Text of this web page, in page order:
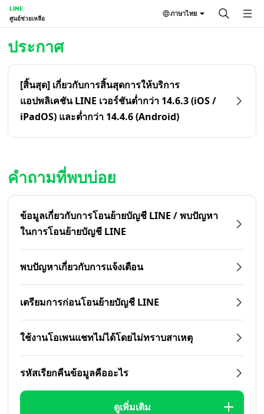
LINE
ศูนย์ช่วยเหลือ
ภาษาไทย
ประกาศ
[สิ้นสุด] เกี่ยวกับการสิ้นสุดการให้บริการ
แอปพลิเคชัน LINE เวอร์ชันต่ำกว่า 14.6.3 (iOS /
iPadOS) และต่ำกว่า 14.4.6 (Android)
คำถามที่พบบ่อย
ข้อมูลเกี่ยวกับการโอนย้ายบัญชี LINE / พบปัญหา
ในการโอนย้ายบัญชี LINE
พบปัญหาเกี่ยวกับการแจ้งเตือน
เตรียมการก่อนโอนย้ายบัญชี LINE
ใช้งานโอเพนแชทไม่ได้โดยไม่ทราบสาเหตุ
รหัสเรียกคืนข้อมูลคืออะไร
ดูเพิ่มเติม